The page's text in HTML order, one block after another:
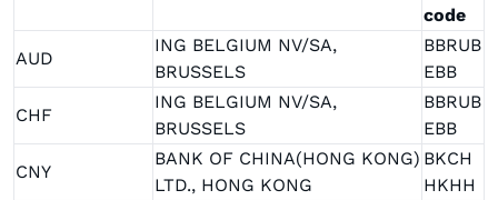
code
AUD
ING BELGIUM NV/SA,
BRUSSELS
BBRUB
EBB
CHF
ING BELGIUM NV/SA,
BRUSSELS
BBRUB
EBB
CNY
BANK OF CHINA(HONG KONG)
LTD., HONG KONG
BKCH
HKHH